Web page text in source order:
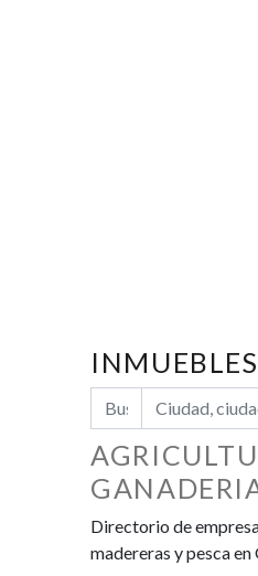
INMUEBLES
Directorio de
madereras y pesca